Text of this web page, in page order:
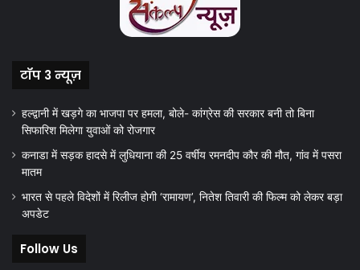
टॉप 3 न्यूज़
हल्द्वानी में खड़गे का भाजपा पर हमला, बोले- कांग्रेस की सरकार बनी तो बिना
सिफारिश मिलेगा युवाओं को रोजगार
कनाडा में सड़क हादसे में लुधियाना की 25 वर्षीय रमनदीप कौर की मौत, गांव में पसरा
मातम
भारत से पहले विदेशों में रिलीज होगी ‘रामायण’, नितेश तिवारी की फिल्म को लेकर बड़ा
अपडेट
Follow Us